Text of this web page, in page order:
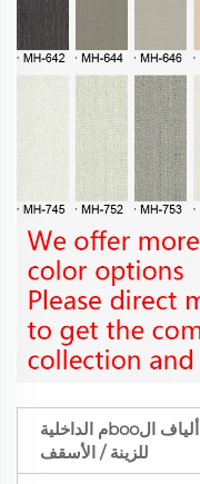
ألواح جدران متكاملة ألياف الbooم الداخلية
للزينة / الأسقف